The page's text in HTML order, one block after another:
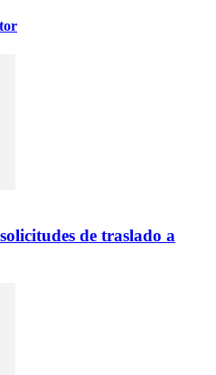
de traslado a